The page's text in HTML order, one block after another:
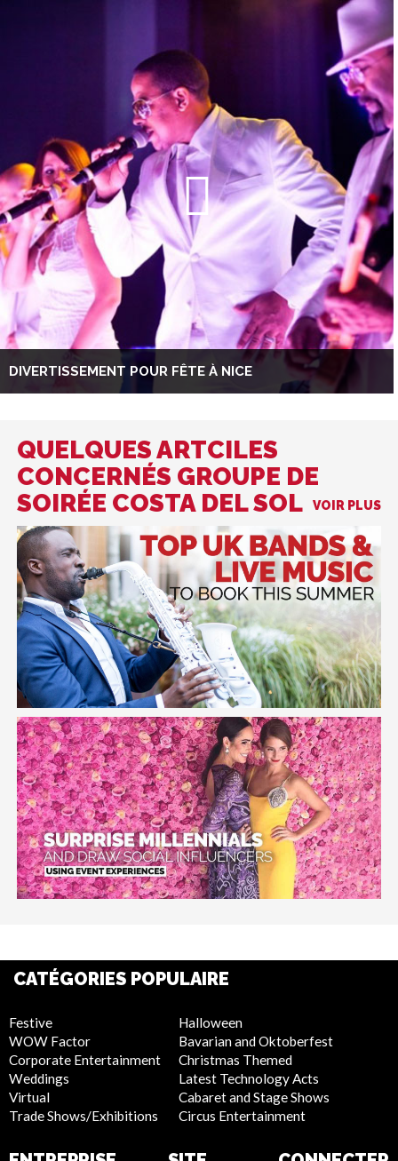
DIVERTISSEMENT POUR FÊTE À NICE
QUELQUES ARTCILES
CONCERNÉS GROUPE DE
SOIRÉE COSTA DEL SOL
VOIR PLUS
CATÉGORIES POPULAIRE
Festive
WOW Factor
Corporate Entertainment
Weddings
Virtual
Trade Shows/Exhibitions
Halloween
Bavarian and Oktoberfest
Christmas Themed
Latest Technology Acts
Cabaret and Stage Shows
Circus Entertainment